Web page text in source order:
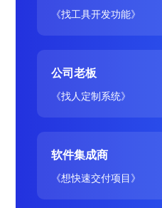
《找工具开发功能》
公司老板
《找人定制系统》
软件集成商
《想快速交付项目》